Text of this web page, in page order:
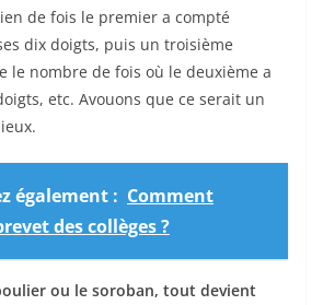
de fois le premier a compté
dix doigts, puis un troisième
le nombre de fois où le deuxième a
etc. Avouons que ce serait un
également : Comment
des collèges ?
ou le soroban, tout devient